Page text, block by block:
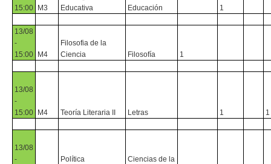
15:00
M3
Educativa
Educación
1
13/08
-
15:00
M4
Filosofia de la
Ciencia
Filosofía 1
13/08
-
15:00
M4 Teoría Literaria II Letras 1 1
13/08
-
Política
Ciencias de la